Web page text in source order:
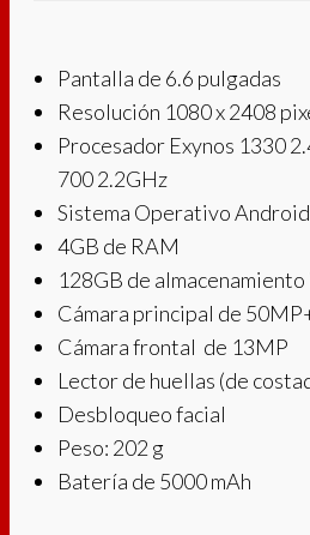
Pantalla de 6.6 pulgadas
Resolución 1080 x 2408
Procesador Exynos 1330
700 2.2GHz
Sistema Operativo
4GB de RAM
128GB de
Cámara principal de
Cámara frontal de 13MP
Lector de huellas (de
Desbloqueo facial
Peso: 202 g
Batería de 5000 mAh